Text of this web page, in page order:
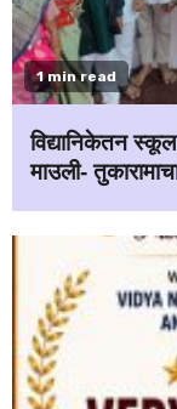
1 min read
विद्यानिकेतन स्कूल
माउली-